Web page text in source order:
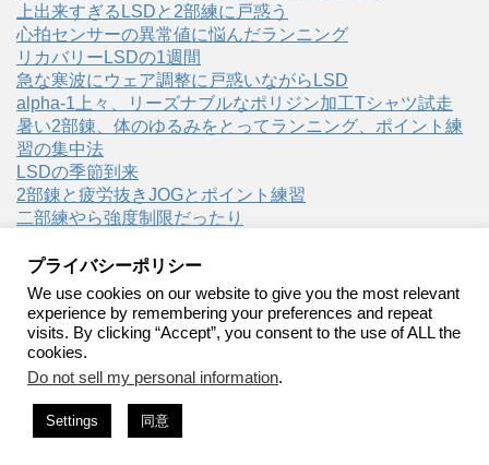
上出来すぎるLSDと2部練に戸惑う
心拍センサーの異常値に悩んだランニング
リカバリーLSDの1週間
急な寒波にウェア調整に戸惑いながらLSD
alpha-1上々、リーズナブルなポリジン加工Tシャツ試走
暑い2部錬、体のゆるみをとってランニング、ポイント練
習の集中法
LSDの季節到来
2部錬と疲労抜きJOGとポイント練習
二部練やら強度制限だったり
裸足ランニング
裸足ランニング・ベアフットランニングの実践記録
Copyright© 裸足ランニング , 2026 All Rights Reserved.
プライバシーポリシー
We use cookies on our website to give you the most relevant
experience by remembering your preferences and repeat
visits. By clicking “Accept”, you consent to the use of ALL the
cookies.
Do not sell my personal information.
Settings 同意